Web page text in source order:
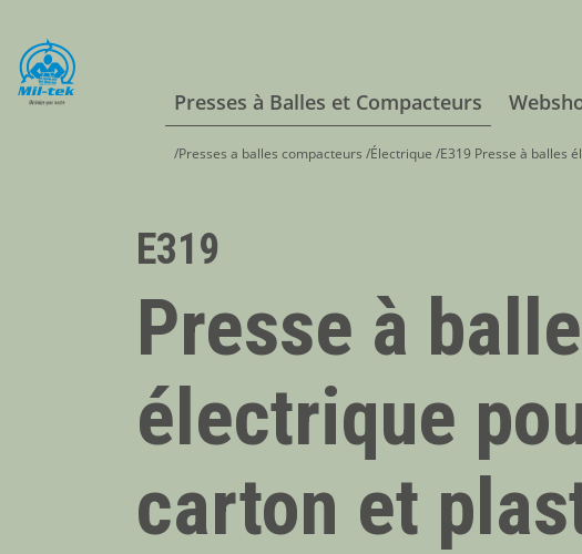
Presses à Balles et Compacteurs
/Presses a balles compacteurs /Électrique /E319 Presse à balles
E319
Presse à
électrique
carton et